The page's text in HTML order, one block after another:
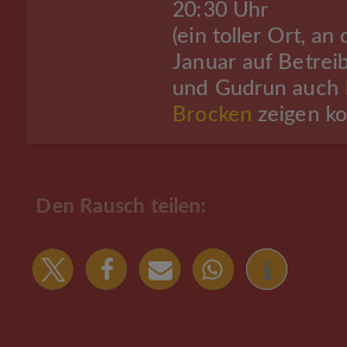
20:30 Uhr
(ein toller Ort, an
Januar auf
und Gudrun auch
Brocken zeigen
Den Rausch teilen: